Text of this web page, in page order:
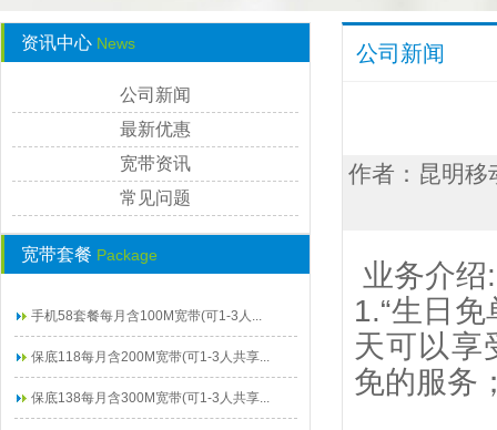
资讯中心 News
公司新闻
最新优惠
宽带资讯
常见问题
宽带套餐 Package
手机58套餐每月含100M宽带(可1-3人...
保底118每月含200M宽带(可1-3人共享...
保底138每月含300M宽带(可1-3人共享...
公司新闻
作者：昆明移
业务介绍:
1.“生日
天可以享
免的服务